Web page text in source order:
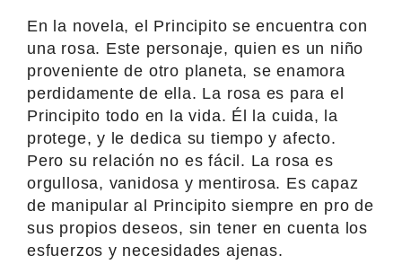
En la novela, el Principito se encuentra con
una rosa. Este personaje, quien es un niño
proveniente de otro planeta, se enamora
perdidamente de ella. La rosa es para el
Principito todo en la vida. Él la cuida, la
protege, y le dedica su tiempo y afecto.
Pero su relación no es fácil. La rosa es
orgullosa, vanidosa y mentirosa. Es capaz
de manipular al Principito siempre en pro de
sus propios deseos, sin tener en cuenta los
esfuerzos y necesidades ajenas.